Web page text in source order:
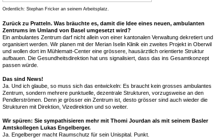
Ordentlich: Stephan Fricker an seinem Arbeitsplatz.
Zurück zu Pratteln. Was bräuchte es, damit die Idee eines neuen, ambulanten
Zentrums im Umland von Basel umgesetzt wird?
Ein ambulantes Zentrum darf nicht allein von einer kantonalen Verwaltung dekretiert und
organisiert werden. Wir planen mit der Merian Iselin Klinik ein zweites Projekt in Oberwil
und wollen dort im Mühlematt-Center eine grössere, hausärztlich orientierte Struktur
aufbauen. Die Gesundheitsdirektion hat uns signalisiert, dass das ins Gesamtkonzept
passen würde.
Das sind News!
Ja. Und ich glaube, so muss sich das entwickeln: Es braucht kein grosses ambulantes
Zentrum, sondern mehrere punktuelle, dezentrale Strukturen, vorzugsweise an den
Pendlerströmen. Denn je grösser ein Zentrum ist, desto grösser sind auch wieder die
Strukturen mit Direktion, Vizedirektion und so weiter.
Wir spüren: Sie sympathisieren mehr mit Thomi Jourdan als mit seinem Basler
Amtskollegen Lukas Engelberger.
Ja. Engelberger macht Raumschutz für sein Unispital. Punkt.